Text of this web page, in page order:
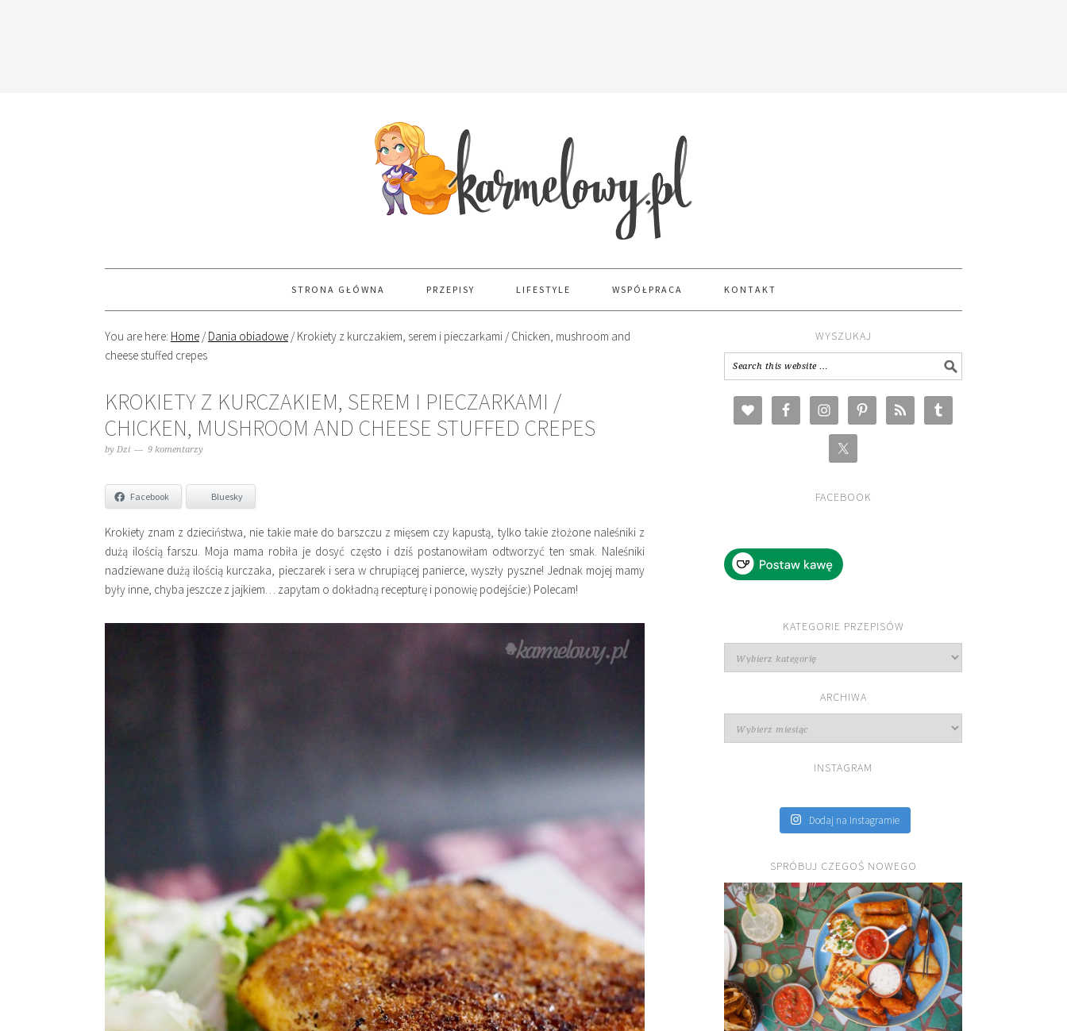
STRONA GŁÓWNA PRZEPISY LIFESTYLE WSPÓŁPRACA KONTAKT
You are here: Home / Dania obiadowe /Krokiety z kurczakiem, serem i pieczarkami / Chicken, mushroom and
cheese stuffed crepes
KROKIETY Z KURCZAKIEM, SEREM I PIECZARKAMI /
CHICKEN, MUSHROOM AND CHEESE STUFFED CREPES
by Dzi 9 komentarzy
Facebook Bluesky
Krokiety znam z dzieciństwa, nie takie małe do barszczu z mięsem czy kapustą, tylko takie złożone naleśniki z
dużą ilością farszu. Moja mama robiła je dosyć często i dziś postanowiłam odtworzyć ten smak. Naleśniki
nadziewane dużą ilością kurczaka, pieczarek i sera w chrupiącej panierce, wyszły pyszne! Jednak mojej mamy
były inne, chyba jeszcze z jajkiem… zapytam o dokładną recepturę i ponowię podejście:) Polecam!
WYSZUKAJ
FACEBOOK
KATEGORIE PRZEPISÓW
przepisów
ARCHIWA
INSTAGRAM
Dodaj na Instagramie
SPRÓBUJ CZEGOŚ NOWEGO